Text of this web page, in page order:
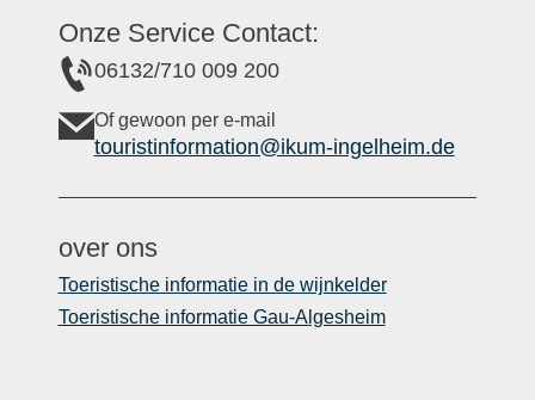
Onze Service Contact:
06132/710 009 200
Of gewoon per e-mail
touristinformation@ikum-ingelheim.de
over ons
Toeristische informatie in de wijnkelder
Toeristische informatie Gau-Algesheim